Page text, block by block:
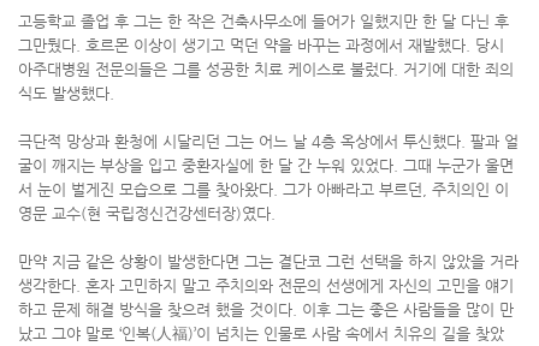
고등학교 졸업 후 그는 한 작은 건축사무소에 들어가 일했지만 한 달 다닌 후
그만뒀다. 호르몬 이상이 생기고 먹던 약을 바꾸는 과정에서 재발했다. 당시
아주대병원 전문의들은 그를 성공한 치료 케이스로 불렀다. 거기에 대한 죄의
식도 발생했다.
극단적 망상과 환청에 시달리던 그는 어느 날 4층 옥상에서 투신했다. 팔과 얼
굴이 깨지는 부상을 입고 중환자실에 한 달 간 누워 있었다. 그때 누군가 울면
서 눈이 벌게진 모습으로 그를 찾아왔다. 그가 아빠라고 부르던, 주치의인 이
영문 교수(현 국립정신건강센터장)였다.
만약 지금 같은 상황이 발생한다면 그는 결단코 그런 선택을 하지 않았을 거라
생각한다. 혼자 고민하지 말고 주치의와 전문의 선생에게 자신의 고민을 얘기
하고 문제 해결 방식을 찾으려 했을 것이다. 이후 그는 좋은 사람들을 많이 만
났고 그야 말로 ‘인복(人福)’이 넘치는 인물로 사람 속에서 치유의 길을 찾았